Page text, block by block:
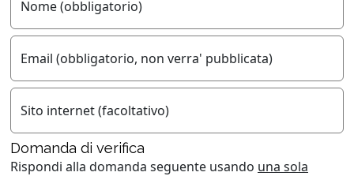
Nome (obbligatorio)
Email (obbligatorio, non verra' pubblicata)
Sito internet (facoltativo)
Domanda di verifica
Rispondi alla domanda seguente usando una sola